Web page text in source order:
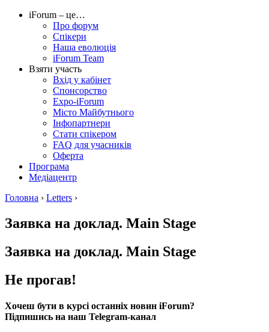
iForum – це…
Про форум
Спікери
Наша еволюція
iForum Team
Взяти участь
Вхід у кабінет
Спонсорство
Expo-iForum
Місто Майбутнього
Інфопартнери
Стати спікером
FAQ для учасників
Оферта
Програма
Медіацентр
Головна › Letters ›
Заявка на доклад. Main Stage
Заявка на доклад. Main Stage
Не прогав!
Хочеш бути в курсі останніх новин iForum?
Підпишись на наш Telegram-канал